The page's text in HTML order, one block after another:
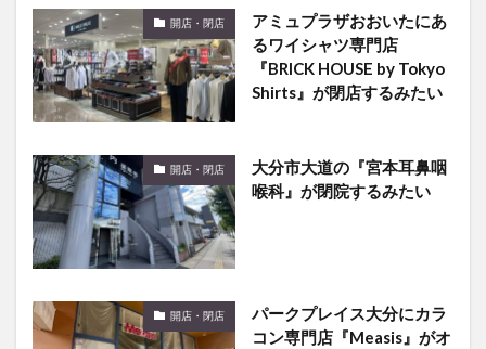
開店・閉店
アミュプラザおおいたにあ
るワイシャツ専門店
『BRICK HOUSE by Tokyo
Shirts』が閉店するみたい
開店・閉店
大分市大道の『宮本耳鼻咽
喉科』が閉院するみたい
開店・閉店
パークプレイス大分にカラ
コン専門店『Measis』がオ